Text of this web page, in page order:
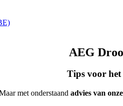
AEG
Tips voor
met onderstaand advies van